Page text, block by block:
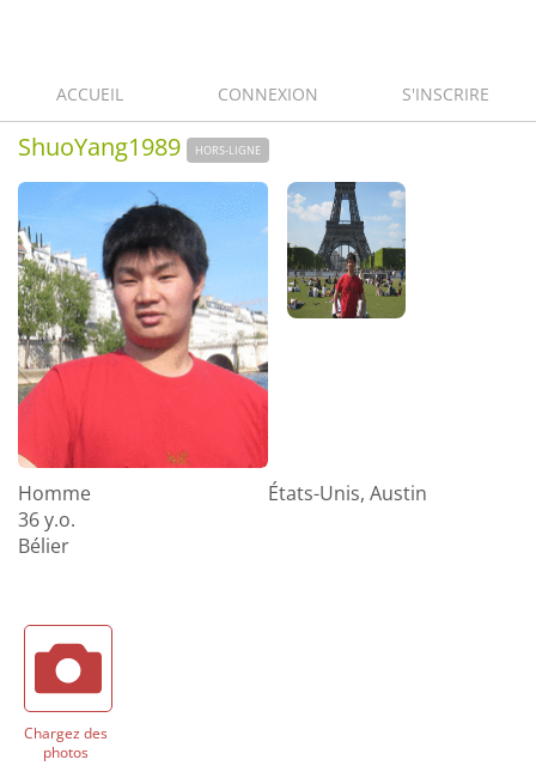
ACCUEIL CONNEXION S'INSCRIRE
ShuoYang1989 HORS-LIGNE
Homme
36 y.o.
Bélier
États-Unis, Austin
Chargez des
photos